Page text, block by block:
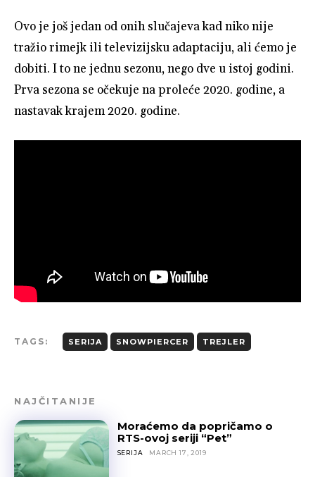
Ovo je još jedan od onih slučajeva kad niko nije
tražio rimejk ili televizijsku adaptaciju, ali ćemo je
dobiti. I to ne jednu sezonu, nego dve u istoj godini.
Prva sezona se očekuje na proleće 2020. godine, a
nastavak krajem 2020. godine.
TAGS: SERIJA SNOWPIERCER TREJLER
NAJČITANIJE
Moraćemo da popričamo o
RTS-ovoj seriji “Pet”
SERIJA MARCH 17, 2019